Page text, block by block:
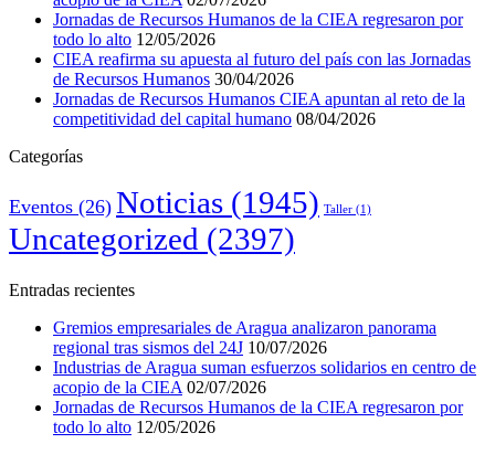
Jornadas de Recursos Humanos de la CIEA regresaron por
todo lo alto 12/05/2026
CIEA reafirma su apuesta al futuro del país con las Jornadas
de Recursos Humanos 30/04/2026
Jornadas de Recursos Humanos CIEA apuntan al reto de la
competitividad del capital humano 08/04/2026
Categorías
Eventos (26) Noticias (1945) Taller (1)
Uncategorized (2397)
Entradas recientes
Gremios empresariales de Aragua analizaron panorama
regional tras sismos del 24J 10/07/2026
Industrias de Aragua suman esfuerzos solidarios en centro de
acopio de la CIEA 02/07/2026
Jornadas de Recursos Humanos de la CIEA regresaron por
todo lo alto 12/05/2026